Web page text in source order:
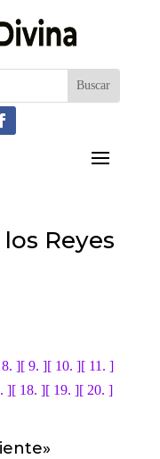
Reyes
][ 9. ][ 10. ][ 11. ]
][ 18. ][ 19. ][ 20. ]
»